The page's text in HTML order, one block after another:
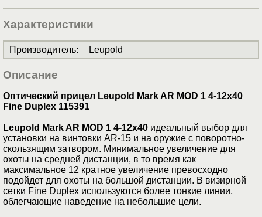
Характеристики
Производитель: Leupold
Описание
Оптический прицел Leupold Mark AR MOD 1 4-12x40
Fine Duplex 115391
Leupold Mark AR MOD 1 4-12x40 идеальный выбор для
установки на винтовки AR-15 и на оружие с поворотно-
скользящим затвором. Минимальное увеличение для
охоты на средней дистанции, в то время как
максимальное 12 кратное увеличение превосходно
подойдет для охоты на большой дистанции. В визирной
сетки Fine Duplex используются более тонкие линии,
облегчающие наведение на небольшие цели.